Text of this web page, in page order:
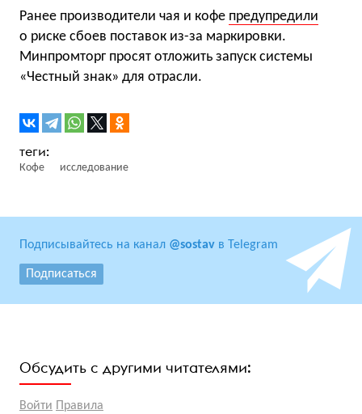
Ранее производители чая и кофе предупредили
о риске сбоев поставок из-за маркировки.
Минпромторг просят отложить запуск системы
«Честный знак» для отрасли.
Кофе исследование
Подписывайтесь на канал @sostav в Telegram
Подписаться
Обсудить с другими читателями:
Войти Правила